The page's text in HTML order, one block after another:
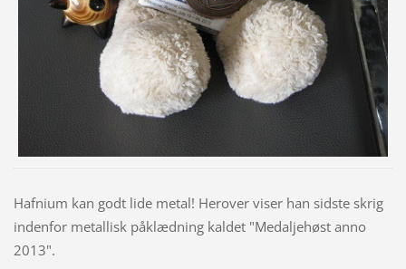
Hafnium kan godt lide metal! Herover viser han sidste skrig
indenfor metallisk påklædning kaldet "Medaljehøst anno
2013".